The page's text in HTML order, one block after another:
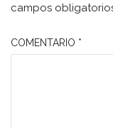
campos
COMENTARIO *